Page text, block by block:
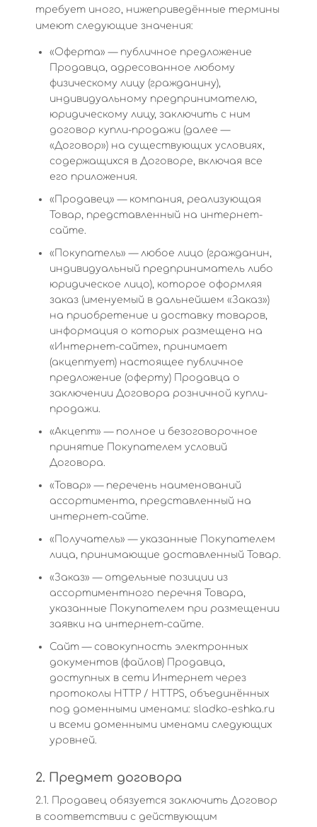
требует иного, нижеприведённые термины
имеют следующие значения:
«Оферта» — публичное предложение
Продавца, адресованное любому
физическому лицу (гражданину),
индивидуальному предпринимателю,
юридическому лицу, заключить с ним
договор купли-продажи (далее —
«Договор») на существующих условиях,
содержащихся в Договоре, включая все
его приложения.
«Продавец» — компания, реализующая
Товар, представленный на интернет-
сайте.
«Покупатель» — любое лицо (гражданин,
индивидуальный предприниматель либо
юридическое лицо), которое оформляя
заказ (именуемый в дальнейшем «Заказ»)
на приобретение и доставку товаров,
информация о которых размещена на
«Интернет-сайте», принимает
(акцептует) настоящее публичное
предложение (оферту) Продавца о
заключении Договора розничной купли-
продажи.
«Акцепт» — полное и безоговорочное
принятие Покупателем условий
Договора.
«Товар» — перечень наименований
ассортимента, представленный на
интернет-сайте.
«Получатель» — указанные Покупателем
лица, принимающие доставленный Товар.
«Заказ» — отдельные позиции из
ассортиментного перечня Товара,
указанные Покупателем при размещении
заявки на интернет-сайте.
Сайт — совокупность электронных
документов (файлов) Продавца,
доступных в сети Интернет через
протоколы HTTP / HTTPS, объединённых
под доменными именами: sladko-eshka.ru
и всеми доменными именами следующих
уровней.
2. Предмет договора
2.1. Продавец обязуется заключить Договор
в соответствии с действующим